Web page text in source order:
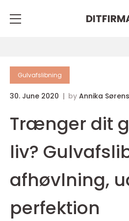
Gulvafslibning
30. June 2020 by Annika
Trænger dit
liv?
afhøvlning,
perfektion